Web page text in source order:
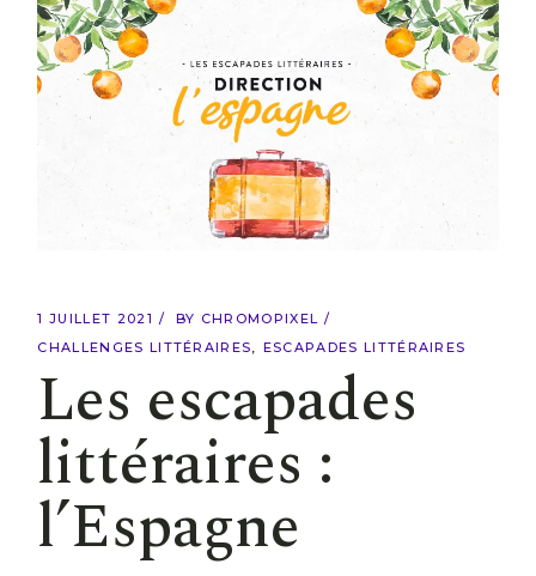
1 JUILLET 2021 BY CHROMOPIXEL
CHALLENGES LITTÉRAIRES
ESCAPADES LITTÉRAIRES
Les escapades
littéraires :
l’Espagne